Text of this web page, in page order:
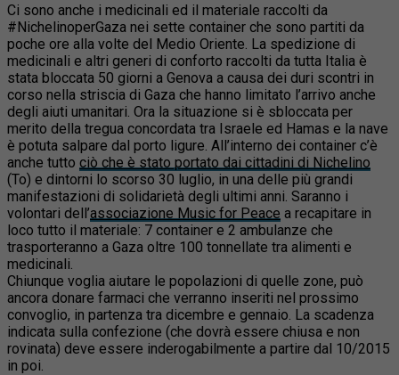
Ci sono anche i medicinali ed il materiale raccolti da
#NichelinoperGaza nei sette container che sono partiti da
poche ore alla volte del Medio Oriente. La spedizione di
medicinali e altri generi di conforto raccolti da tutta Italia è
stata bloccata 50 giorni a Genova a causa dei duri scontri in
corso nella striscia di Gaza che hanno limitato l’arrivo anche
degli aiuti umanitari. Ora la situazione si è sbloccata per
merito della tregua concordata tra Israele ed Hamas e la nave
è potuta salpare dal porto ligure. All’interno dei container c’è
anche tutto ciò che è stato portato dai cittadini di Nichelino
(To) e dintorni lo scorso 30 luglio, in una delle più grandi
manifestazioni di solidarietà degli ultimi anni. Saranno i
volontari dell’associazione Music for Peace a recapitare in
loco tutto il materiale: 7 container e 2 ambulanze che
trasporteranno a Gaza oltre 100 tonnellate tra alimenti e
medicinali.
Chiunque voglia aiutare le popolazioni di quelle zone, può
ancora donare farmaci che verranno inseriti nel prossimo
convoglio, in partenza tra dicembre e gennaio. La scadenza
indicata sulla confezione (che dovrà essere chiusa e non
rovinata) deve essere inderogabilmente a partire dal 10/2015
in poi.